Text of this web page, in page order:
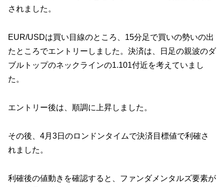
されました。
EUR/USDは買い目線のところ、15分足で買いの勢いの出
たところでエントリーしました。決済は、日足の親波のダ
ブルトップのネックラインの1.101付近を考えていまし
た。
エントリー後は、順調に上昇しました。
その後、4月3日のロンドンタイムで決済目標値で利確さ
れました。
利確後の値動きを確認すると、ファンダメンタルズ要素が